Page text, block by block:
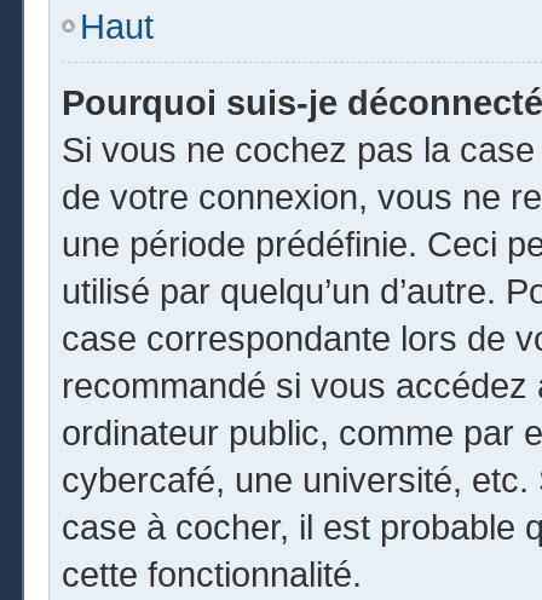
Haut
Pourquoi suis-je
Si vous ne cochez pas la
de votre connexion, vous ne
une période prédéfinie. Ceci
utilisé par quelqu’un d’autre.
case correspondante lors de
recommandé si vous accédez
ordinateur public, comme par
cybercafé, une université,
case à cocher, il est probable
cette fonctionnalité.